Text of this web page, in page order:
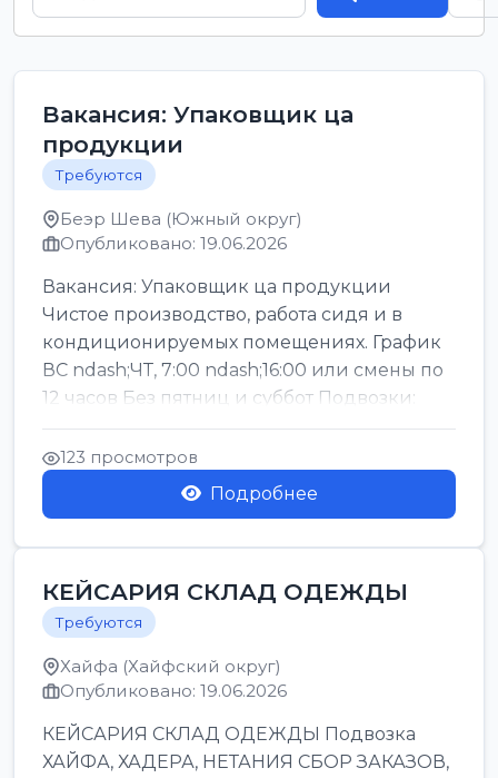
Вакансия: Упаковщик ца
продукции
Требуются
Беэр Шева (Южный округ)
Опубликовано: 19.06.2026
Вакансия: Упаковщик ца продукции
Чистое производство, работа сидя и в
кондиционируемых помещениях. График
ВС ndash;ЧТ, 7:00 ndash;16:00 или смены по
12 часов Без пятниц и суббот Подвозки:
Офаким, Нети...
123 просмотров
Подробнее
КЕЙСАРИЯ СКЛАД ОДЕЖДЫ
Требуются
Хайфа (Хайфский округ)
Опубликовано: 19.06.2026
КЕЙСАРИЯ СКЛАД ОДЕЖДЫ Подвозка
ХАЙФА, ХАДЕРА, НЕТАНИЯ СБОР ЗАКАЗОВ,